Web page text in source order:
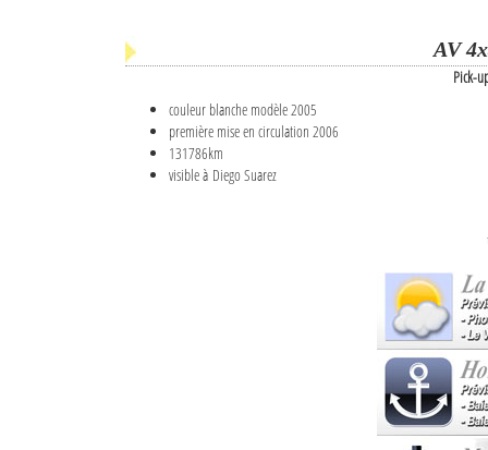
AV
Pick-
couleur blanche modèle 2005
première mise en circulation 2006
131786km
visible à Diego Suarez